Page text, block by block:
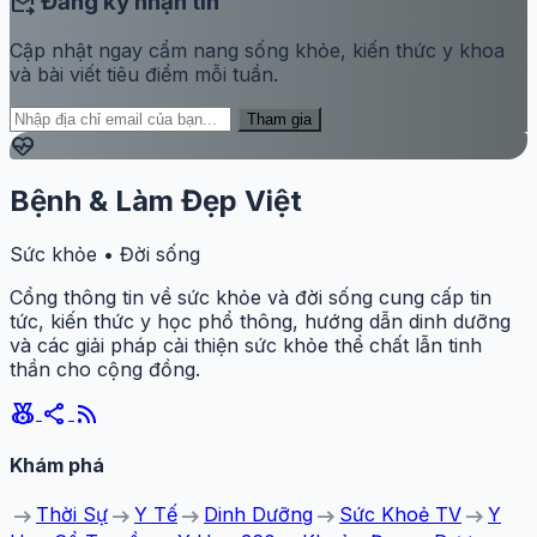
Cập nhật ngay cẩm nang sống khỏe, kiến thức y khoa
và bài viết tiêu điểm mỗi tuần.
Tham gia
ecg_heart
Bệnh & Làm Đẹp Việt
Sức khỏe • Đời sống
Cổng thông tin về sức khỏe và đời sống cung cấp tin
tức, kiến thức y học phổ thông, hướng dẫn dinh dưỡng
và các giải pháp cải thiện sức khỏe thể chất lẫn tinh
thần cho cộng đồng.
social_leaderboard share rss_feed
Khám phá
arrow_right_alt Thời Sự arrow_right_alt Y Tế arrow_right_alt Dinh Dưỡng arrow_right_alt Sức Khoẻ TV arrow_right_alt Y